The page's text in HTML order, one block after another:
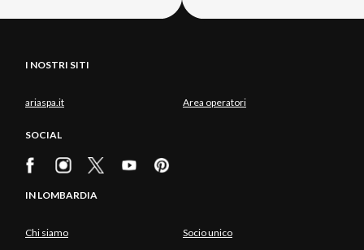
I NOSTRI SITI
ariaspa.it Area operatori
SOCIAL
IN LOMBARDIA
Chi siamo Socio unico